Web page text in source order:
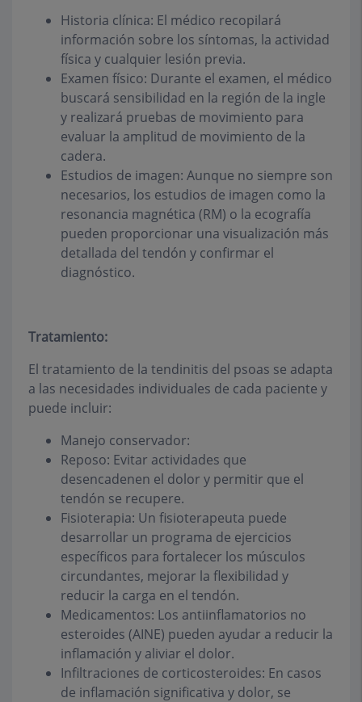
Historia clínica: El médico recopilará
información sobre los síntomas, la actividad
física y cualquier lesión previa.
Examen físico: Durante el examen, el médico
buscará sensibilidad en la región de la ingle
y realizará pruebas de movimiento para
evaluar la amplitud de movimiento de la
cadera.
Estudios de imagen: Aunque no siempre son
necesarios, los estudios de imagen como la
resonancia magnética (RM) o la ecografía
pueden proporcionar una visualización más
detallada del tendón y confirmar el
diagnóstico.
Tratamiento:
El tratamiento de la tendinitis del psoas se adapta
a las necesidades individuales de cada paciente y
puede incluir:
Manejo conservador:
Reposo: Evitar actividades que
desencadenen el dolor y permitir que el
tendón se recupere.
Fisioterapia: Un fisioterapeuta puede
desarrollar un programa de ejercicios
específicos para fortalecer los músculos
circundantes, mejorar la flexibilidad y
reducir la carga en el tendón.
Medicamentos: Los antiinflamatorios no
esteroides (AINE) pueden ayudar a reducir la
inflamación y aliviar el dolor.
Infiltraciones de corticosteroides: En casos
de inflamación significativa y dolor, se